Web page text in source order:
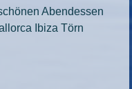
Abendessen
Ibiza Törn